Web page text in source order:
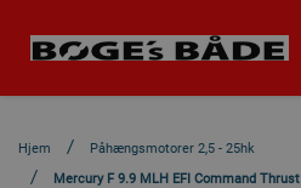
Hjem
Påhængsmotorer 2,5 - 25hk
Mercury F 9.9 MLH EFI Command Thrust